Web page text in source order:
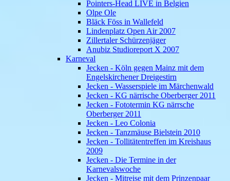
Pointers-Head LIVE in Belgien
Olpe Ole
Bläck Föss in Wallefeld
Lindenplatz Open Air 2007
Zillertaler Schürzenjäger
Anubiz Studioreport X 2007
Karneval
Jecken - Köln gegen Mainz mit dem
Engelskirchener Dreigestirn
Jecken - Wasserspiele im Märchenwald
Jecken - KG närrische Oberberger 2011
Jecken - Fototermin KG närrsche
Oberberger 2011
Jecken - Leo Colonia
Jecken - Tanzmäuse Bielstein 2010
Jecken - Tollitätentreffen im Kreishaus
2009
Jecken - Die Termine in der
Karnevalswoche
Jecken - Mitreise mit dem Prinzenpaar